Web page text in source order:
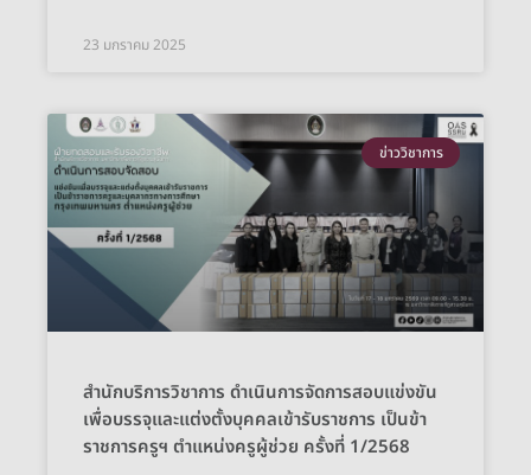
23 มกราคม 2025
ข่าววิชาการ
สำนักบริการวิชาการ ดำเนินการจัดการสอบแข่งขัน
เพื่อบรรจุและแต่งตั้งบุคคลเข้ารับราชการ เป็นข้า
ราชการครูฯ ตำแหน่งครูผู้ช่วย ครั้งที่ 1/2568